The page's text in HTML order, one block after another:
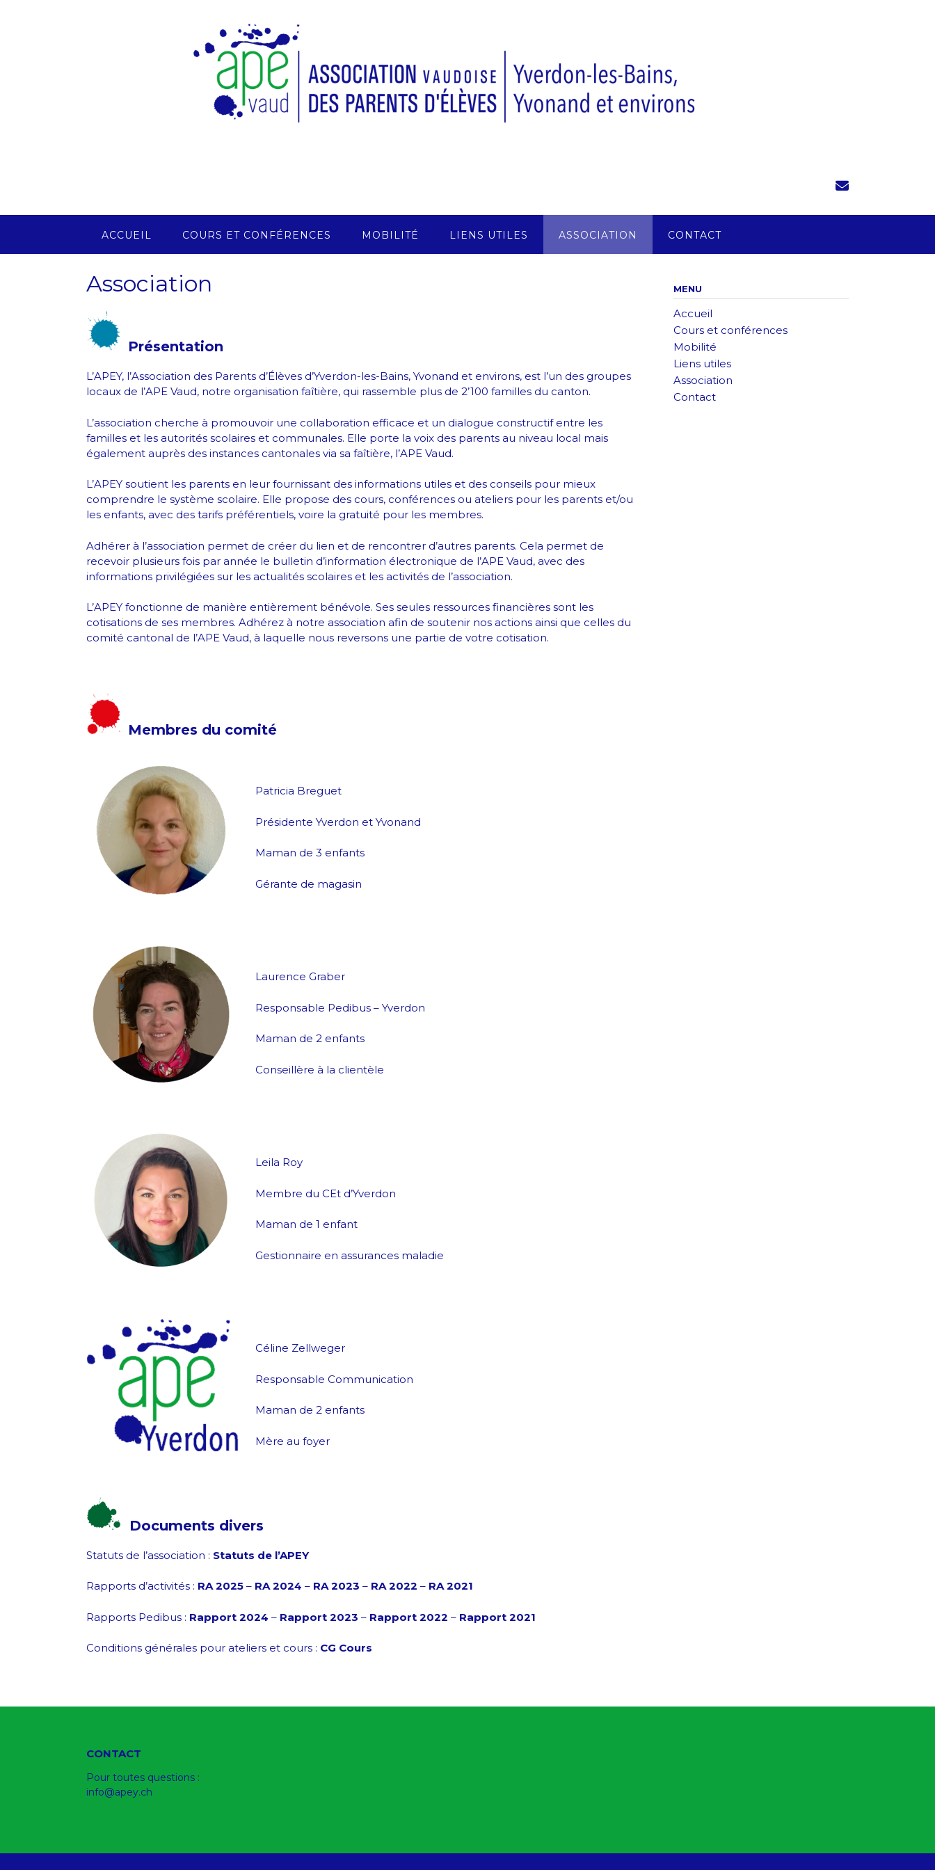
ACCUEIL COURS ET CONFÉRENCES MOBILITÉ LIENS UTILES ASSOCIATION CONTACT
Association
Présentation
L’APEY, l’Association des Parents d’Élèves d’Yverdon-les-Bains, Yvonand et environs, est l’un des groupes
locaux de l’APE Vaud, notre organisation faîtière, qui rassemble plus de 2’100 familles du canton.
L’association cherche à promouvoir une collaboration efficace et un dialogue constructif entre les
familles et les autorités scolaires et communales. Elle porte la voix des parents au niveau local mais
également auprès des instances cantonales via sa faîtière, l’APE Vaud.
L’APEY soutient les parents en leur fournissant des informations utiles et des conseils pour mieux
comprendre le système scolaire. Elle propose des cours, conférences ou ateliers pour les parents et/ou
les enfants, avec des tarifs préférentiels, voire la gratuité pour les membres.
Adhérer à l’association permet de créer du lien et de rencontrer d’autres parents. Cela permet de
recevoir plusieurs fois par année le bulletin d’information électronique de l’APE Vaud, avec des
informations privilégiées sur les actualités scolaires et les activités de l’association.
L’APEY fonctionne de manière entièrement bénévole. Ses seules ressources financières sont les
cotisations de ses membres. Adhérez à notre association afin de soutenir nos actions ainsi que celles du
comité cantonal de l’APE Vaud, à laquelle nous reversons une partie de votre cotisation.
Membres du comité
Patricia Breguet
Présidente Yverdon et Yvonand
Maman de 3 enfants
Gérante de magasin
Laurence Graber
Responsable Pedibus – Yverdon
Maman de 2 enfants
Conseillère à la clientèle
Leila Roy
Membre du CEt d’Yverdon
Maman de 1 enfant
Gestionnaire en assurances maladie
Céline Zellweger
Responsable Communication
Maman de 2 enfants
Mère au foyer
Documents divers
Statuts de l’association : Statuts de l’APEY
Rapports d’activités : RA 2025 – RA 2024 – RA 2023 – RA 2022 – RA 2021
Rapports Pedibus : Rapport 2024 – Rapport 2023 – Rapport 2022 – Rapport 2021
Conditions générales pour ateliers et cours : CG Cours
MENU
Accueil
Cours et conférences
Mobilité
Liens utiles
Association
Contact
CONTACT
Pour toutes questions :
info@apey.ch